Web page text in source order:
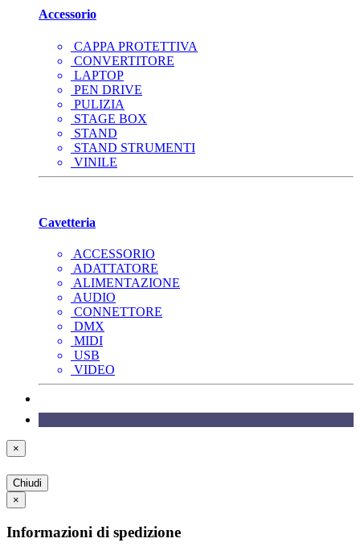
Accessorio
CAPPA PROTETTIVA
CONVERTITORE
LAPTOP
PEN DRIVE
PULIZIA
STAGE BOX
STAND
STAND STRUMENTI
VINILE
Cavetteria
ACCESSORIO
ADATTATORE
ALIMENTAZIONE
AUDIO
CONNETTORE
DMX
MIDI
USB
VIDEO
×
Chiudi
×
Informazioni di spedizione